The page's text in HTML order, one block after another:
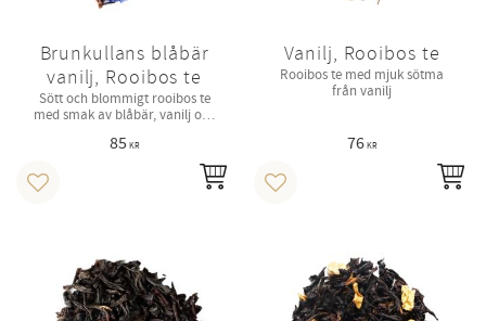
Brunkullans blåbär
vanilj, Rooibos te
Sött och blommigt rooibos te
med smak av blåbär, vanilj och
85 KR
Lägg till i favoriter
Vanilj, Rooibos te
Rooibos te med mjuk sötma
från vanilj
76KR
Lägg till i favoriter